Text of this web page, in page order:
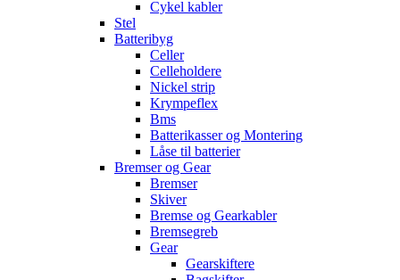
Cykel kabler
Stel
Batteribyg
Celler
Celleholdere
Nickel strip
Krympeflex
Bms
Batterikasser og Montering
Låse til batterier
Bremser og Gear
Bremser
Skiver
Bremse og Gearkabler
Bremsegreb
Gear
Gearskiftere